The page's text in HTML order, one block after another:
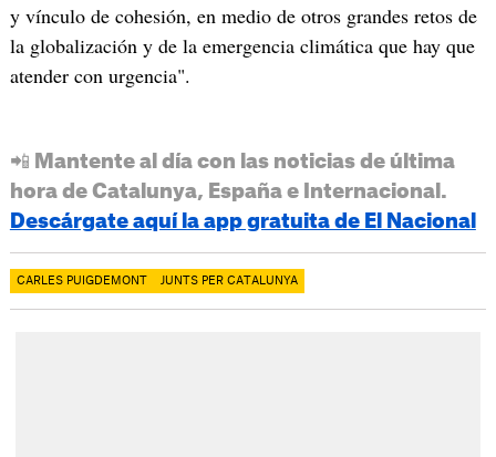
y vínculo de cohesión, en medio de otros grandes retos de
la globalización y de la emergencia climática que hay que
atender con urgencia".
📲 Mantente al día con las noticias de última
hora de Catalunya, España e Internacional.
Descárgate aquí la app gratuita de El Nacional
CARLES PUIGDEMONT JUNTS PER CATALUNYA